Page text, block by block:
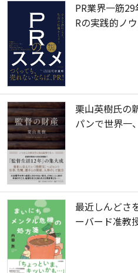
PR業界一筋
Rの実践的ノ
栗山英樹氏の
パンで世界一
最近しんどさ
ーバード准教